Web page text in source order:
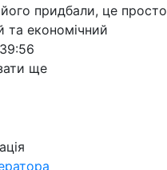
придбали, це просто
та економічний
ще